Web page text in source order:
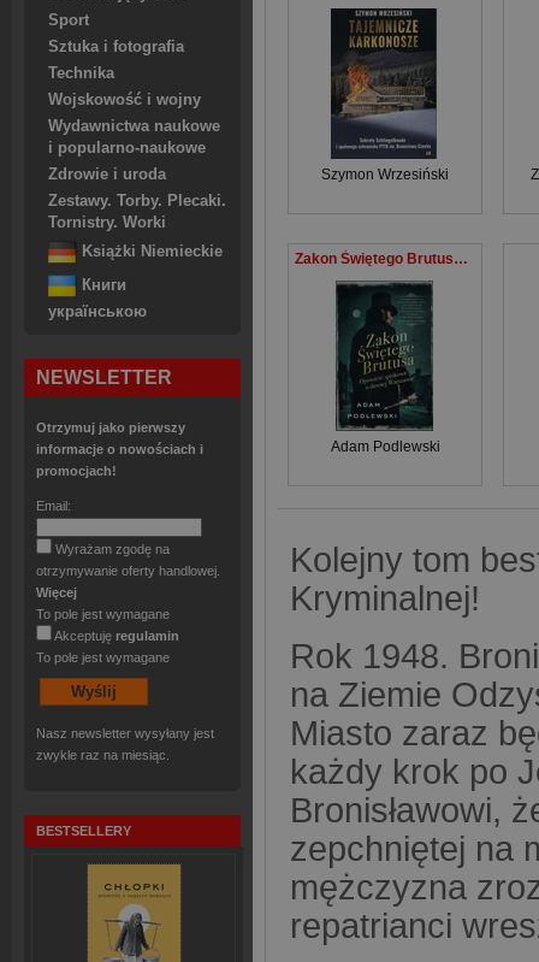
Sport
Sztuka i fotografia
Technika
Wojskowość i wojny
Wydawnictwa naukowe
i popularno-naukowe
Zdrowie i uroda
Zestawy. Torby. Plecaki.
Tornistry. Worki
Książki Niemieckie
Книги
українською
NEWSLETTER
Otrzymuj jako pierwszy
informacje o nowościach i
promocjach!
Email:
Wyrażam zgodę na
otrzymywanie oferty handlowej.
Więcej
To pole jest wymagane
Akceptuję regulamin
To pole jest wymagane
Nasz newsletter wysyłany jest
zwykle raz na miesiąc.
BESTSELLERY
Szymon Wrzesiński
Zakon Świętego Brutusa Opowieść spiskowa o dawnej Warszawie
Adam Podlewski
Kolejny tom
Kryminalnej!
Rok 1948.
na Ziemie
Miasto zaraz
każdy krok po
Bronisławowi,
zepchniętej na
mężczyzna
repatrianci